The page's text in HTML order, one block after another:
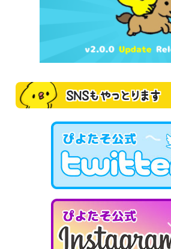
SNSもやっとります